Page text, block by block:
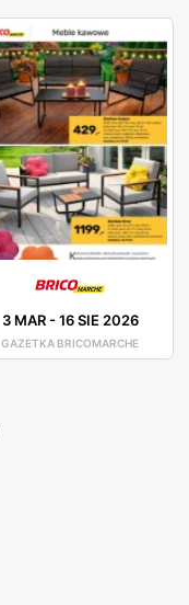
3 MAR-16 SIE 2026
GAZETKA BRICOMARCHE